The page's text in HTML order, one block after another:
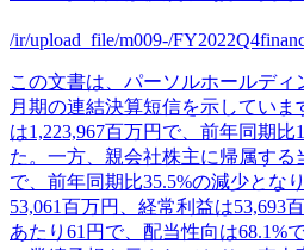
/ir/upload_file/m009-/
この文書は、パーソルホールディ
月期の連結決算短信を示していま
は1,223,967百万円で、前年同期比
た。一方、親会社株主に帰属する
で、前年同期比35.5%の減少とな
53,061百万円、経常利益は53,693
あたり61円で、配当性向は68.1%